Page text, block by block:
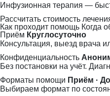
Инфузионная терапия —
Рассчитать стоимость
Как проходит помощь Когда
Приём Круглосуточно
Консультация, выезд врача
Конфиденциальность
Без постановки на учёт.
Форматы помощи Приём ·
Выбираем формат по